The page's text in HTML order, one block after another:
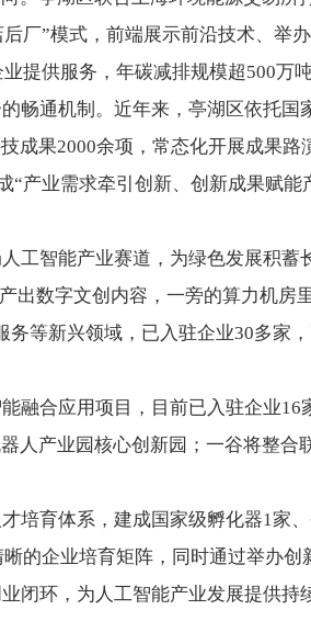
厂”模式，前端展示前沿技术、举
提供服务，年碳减排规模超500万吨
通机制。近年来，亭湖区依托国
成果2000余项，常态化开展成果路
产业需求牵引创新、创新成果赋能
智能产业赛道，为绿色发展积蓄
数字文创内容，一旁的算力机房
等新兴领域，已入驻企业30多家
合应用项目，目前已入驻企业16
人产业园核心创新园；一谷将整合
育体系，建成国家级孵化器1家、
的企业培育矩阵，同时通过举办
闭环，为人工智能产业发展提供持